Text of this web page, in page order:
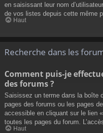
en saisissant leur nom
de vos listes depuis cette même
Haut
Recherche dans les
Comment puis-je
des forums ?
Saisissez un terme dans la boîte
pages des forums ou les pages
accessible en cliquant sur le lien
toutes les pages du forum.
Haut